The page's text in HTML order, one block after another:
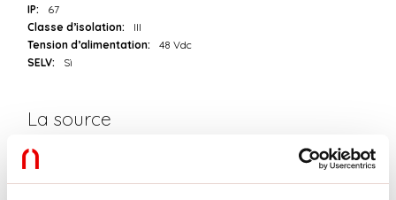
IP:
67
Classe d’isolation:
III
Tension d’alimentation:
48 Vdc
SELV:
Sì
La source
Source lumineuse:
Puissance source:
Flux lumineux de la source:
710lm